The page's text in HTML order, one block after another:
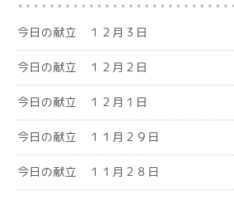
今日の献立 １２月３日
今日の献立 １２月２日
今日の献立 １２月１日
今日の献立 １１月２９日
今日の献立 １１月２８日